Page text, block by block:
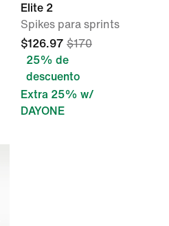
Elite 2
Spikes para sprints
$126.97 $170
25% de
descuento
Extra 25% w/
DAYONE